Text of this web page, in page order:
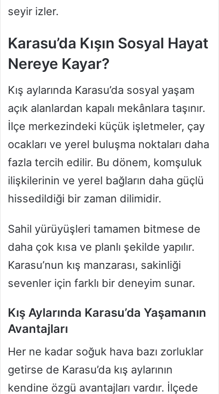
seyir izler.
Karasu’da Kışın Sosyal Hayat
Nereye Kayar?
Kış aylarında Karasu’da sosyal yaşam
açık alanlardan kapalı mekânlara taşınır.
İlçe merkezindeki küçük işletmeler, çay
ocakları ve yerel buluşma noktaları daha
fazla tercih edilir. Bu dönem, komşuluk
ilişkilerinin ve yerel bağların daha güçlü
hissedildiği bir zaman dilimidir.
Sahil yürüyüşleri tamamen bitmese de
daha çok kısa ve planlı şekilde yapılır.
Karasu’nun kış manzarası, sakinliği
sevenler için farklı bir deneyim sunar.
Kış Aylarında Karasu’da Yaşamanın
Avantajları
Her ne kadar soğuk hava bazı zorluklar
getirse de Karasu’da kış aylarının
kendine özgü avantajları vardır. İlçede